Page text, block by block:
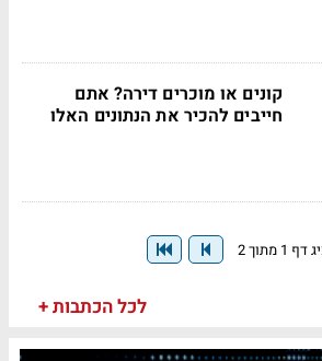
קונים או מוכרים דירה? אתם
חייבים להכיר את הנתונים האלו
1 מתוך 2
לכל הכתבות +